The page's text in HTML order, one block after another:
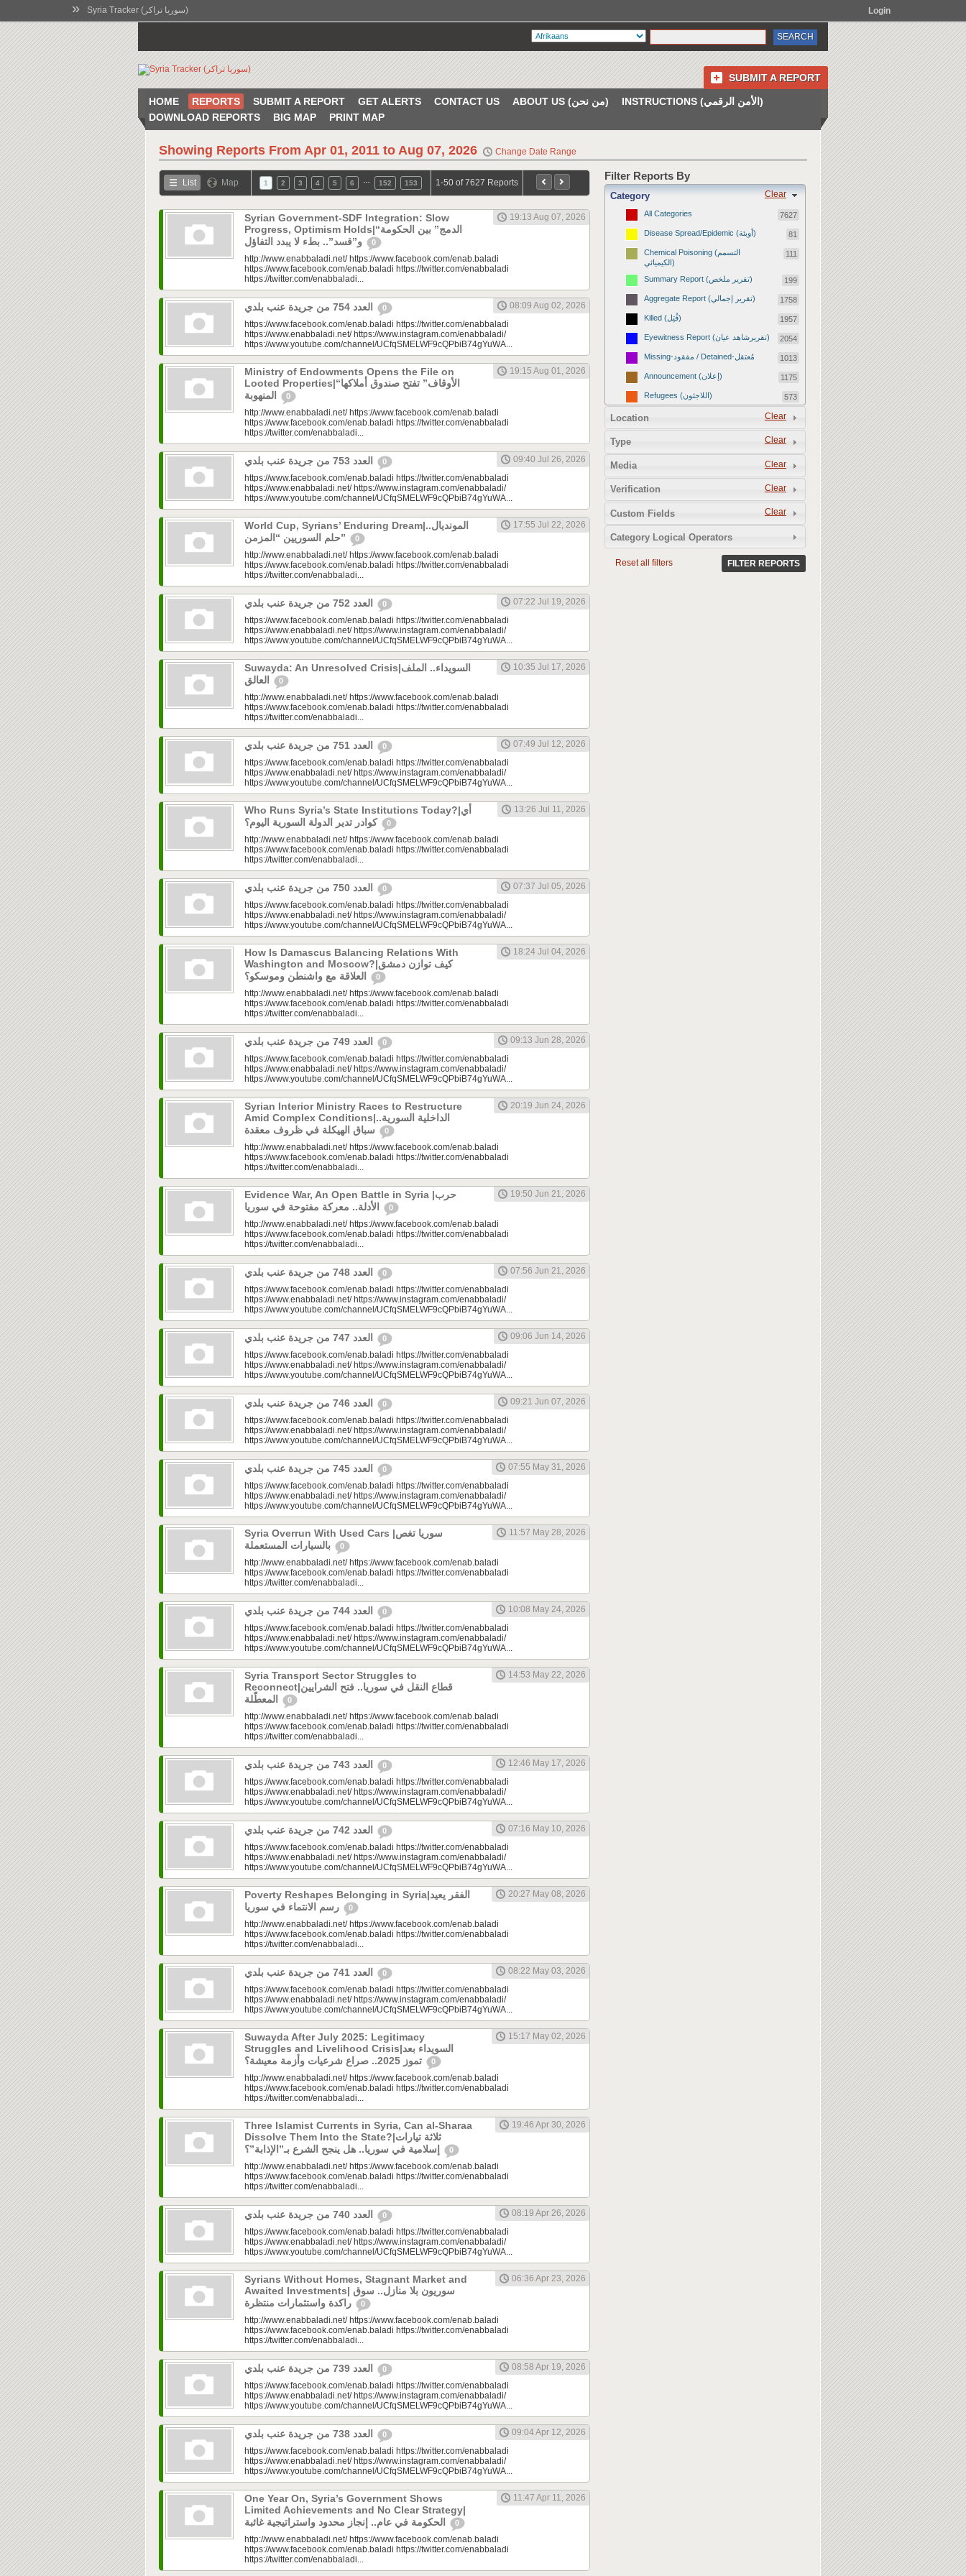
» Syria Tracker (سوريا تراكر) Login
SUBMIT A REPORT
HOME REPORTS SUBMIT A REPORT GET ALERTS CONTACT US ABOUT US (من نحن)
INSTRUCTIONS (الأمن الرقمي)
DOWNLOAD REPORTS
BIG MAP PRINT MAP
Showing Reports From Apr 01, 2011 to Aug 07, 2026 Change Date Range
List Map 1 2 3 4 5 6 152 153 1-50 of 7627 Reports
Syrian Government-SDF Integration: Slow
Progress, Optimism Holds|“الدمج” بين الحكومة
0
19:13 Aug 07, 2026
http://www.enabbaladi.net/ https://www.facebook.com/enab.baladi
https://www.facebook.com/enab.baladi https://twitter.com/enabbaladi
https://twitter.com/enabbaladi...
0
08:09 Aug 02, 2026
https://www.facebook.com/enab.baladi https://twitter.com/enabbaladi
https://www.enabbaladi.net/ https://www.instagram.com/enabbaladi/
https://www.youtube.com/channel/UCfqSMELWF9cQPbiB74gYuWA...
Ministry of Endowments Opens the File on
Looted Properties|“الأوقاف” تفتح صندوق أملاكها
0
19:15 Aug 01, 2026
http://www.enabbaladi.net/ https://www.facebook.com/enab.baladi
https://www.facebook.com/enab.baladi https://twitter.com/enabbaladi
https://twitter.com/enabbaladi...
0
09:40 Jul 26, 2026
https://www.facebook.com/enab.baladi https://twitter.com/enabbaladi
https://www.enabbaladi.net/ https://www.instagram.com/enabbaladi/
https://www.youtube.com/channel/UCfqSMELWF9cQPbiB74gYuWA...
World Cup, Syrians’ Enduring Dream|المونديال..
حلم السوريين “المزمن”
0
17:55 Jul 22, 2026
http://www.enabbaladi.net/ https://www.facebook.com/enab.baladi
https://www.facebook.com/enab.baladi https://twitter.com/enabbaladi
https://twitter.com/enabbaladi...
0
07:22 Jul 19, 2026
https://www.facebook.com/enab.baladi https://twitter.com/enabbaladi
https://www.enabbaladi.net/ https://www.instagram.com/enabbaladi/
https://www.youtube.com/channel/UCfqSMELWF9cQPbiB74gYuWA...
Suwayda: An Unresolved Crisis|السويداء.. الملف
0
10:35 Jul 17, 2026
http://www.enabbaladi.net/ https://www.facebook.com/enab.baladi
https://www.facebook.com/enab.baladi https://twitter.com/enabbaladi
https://twitter.com/enabbaladi...
0
07:49 Jul 12, 2026
https://www.facebook.com/enab.baladi https://twitter.com/enabbaladi
https://www.enabbaladi.net/ https://www.instagram.com/enabbaladi/
https://www.youtube.com/channel/UCfqSMELWF9cQPbiB74gYuWA...
Who Runs Syria’s State Institutions Today?|أي
كوادر تدير الدولة السورية اليوم؟
0
13:26 Jul 11, 2026
http://www.enabbaladi.net/ https://www.facebook.com/enab.baladi
https://www.facebook.com/enab.baladi https://twitter.com/enabbaladi
https://twitter.com/enabbaladi...
0
07:37 Jul 05, 2026
https://www.facebook.com/enab.baladi https://twitter.com/enabbaladi
https://www.enabbaladi.net/ https://www.instagram.com/enabbaladi/
https://www.youtube.com/channel/UCfqSMELWF9cQPbiB74gYuWA...
How Is Damascus Balancing Relations With
Washington and Moscow?|كيف توازن دمشق
0
18:24 Jul 04, 2026
http://www.enabbaladi.net/ https://www.facebook.com/enab.baladi
https://www.facebook.com/enab.baladi https://twitter.com/enabbaladi
https://twitter.com/enabbaladi...
0
09:13 Jun 28, 2026
https://www.facebook.com/enab.baladi https://twitter.com/enabbaladi
https://www.enabbaladi.net/ https://www.instagram.com/enabbaladi/
https://www.youtube.com/channel/UCfqSMELWF9cQPbiB74gYuWA...
Syrian Interior Ministry Races to Restructure
Amid Complex Conditions|الداخلية السورية..
0
20:19 Jun 24, 2026
http://www.enabbaladi.net/ https://www.facebook.com/enab.baladi
https://www.facebook.com/enab.baladi https://twitter.com/enabbaladi
https://twitter.com/enabbaladi...
Evidence War, An Open Battle in Syria |حرب
0
19:50 Jun 21, 2026
http://www.enabbaladi.net/ https://www.facebook.com/enab.baladi
https://www.facebook.com/enab.baladi https://twitter.com/enabbaladi
https://twitter.com/enabbaladi...
0
07:56 Jun 21, 2026
https://www.facebook.com/enab.baladi https://twitter.com/enabbaladi
https://www.enabbaladi.net/ https://www.instagram.com/enabbaladi/
https://www.youtube.com/channel/UCfqSMELWF9cQPbiB74gYuWA...
0
09:06 Jun 14, 2026
https://www.facebook.com/enab.baladi https://twitter.com/enabbaladi
https://www.enabbaladi.net/ https://www.instagram.com/enabbaladi/
https://www.youtube.com/channel/UCfqSMELWF9cQPbiB74gYuWA...
0
09:21 Jun 07, 2026
https://www.facebook.com/enab.baladi https://twitter.com/enabbaladi
https://www.enabbaladi.net/ https://www.instagram.com/enabbaladi/
https://www.youtube.com/channel/UCfqSMELWF9cQPbiB74gYuWA...
0
07:55 May 31, 2026
https://www.facebook.com/enab.baladi https://twitter.com/enabbaladi
https://www.enabbaladi.net/ https://www.instagram.com/enabbaladi/
https://www.youtube.com/channel/UCfqSMELWF9cQPbiB74gYuWA...
Syria Overrun With Used Cars |سوريا تغص
0
11:57 May 28, 2026
http://www.enabbaladi.net/ https://www.facebook.com/enab.baladi
https://www.facebook.com/enab.baladi https://twitter.com/enabbaladi
https://twitter.com/enabbaladi...
0
10:08 May 24, 2026
https://www.facebook.com/enab.baladi https://twitter.com/enabbaladi
https://www.enabbaladi.net/ https://www.instagram.com/enabbaladi/
https://www.youtube.com/channel/UCfqSMELWF9cQPbiB74gYuWA...
Syria Transport Sector Struggles to
Reconnect|قطاع النقل في سوريا.. فتح الشرايين
0
14:53 May 22, 2026
http://www.enabbaladi.net/ https://www.facebook.com/enab.baladi
https://www.facebook.com/enab.baladi https://twitter.com/enabbaladi
https://twitter.com/enabbaladi...
0
12:46 May 17, 2026
https://www.facebook.com/enab.baladi https://twitter.com/enabbaladi
https://www.enabbaladi.net/ https://www.instagram.com/enabbaladi/
https://www.youtube.com/channel/UCfqSMELWF9cQPbiB74gYuWA...
0
07:16 May 10, 2026
https://www.facebook.com/enab.baladi https://twitter.com/enabbaladi
https://www.enabbaladi.net/ https://www.instagram.com/enabbaladi/
https://www.youtube.com/channel/UCfqSMELWF9cQPbiB74gYuWA...
Poverty Reshapes Belonging in Syria|الفقر يعيد
0
20:27 May 08, 2026
http://www.enabbaladi.net/ https://www.facebook.com/enab.baladi
https://www.facebook.com/enab.baladi https://twitter.com/enabbaladi
https://twitter.com/enabbaladi...
0
08:22 May 03, 2026
https://www.facebook.com/enab.baladi https://twitter.com/enabbaladi
https://www.enabbaladi.net/ https://www.instagram.com/enabbaladi/
https://www.youtube.com/channel/UCfqSMELWF9cQPbiB74gYuWA...
Suwayda After July 2025: Legitimacy
Struggles and Livelihood Crisis|السويداء بعد
0
15:17 May 02, 2026
http://www.enabbaladi.net/ https://www.facebook.com/enab.baladi
https://www.facebook.com/enab.baladi https://twitter.com/enabbaladi
https://twitter.com/enabbaladi...
Three Islamist Currents in Syria, Can al-Sharaa
Dissolve Them Into the State?|ثلاثة تيارات
0
19:46 Apr 30, 2026
http://www.enabbaladi.net/ https://www.facebook.com/enab.baladi
https://www.facebook.com/enab.baladi https://twitter.com/enabbaladi
https://twitter.com/enabbaladi...
0
08:19 Apr 26, 2026
https://www.facebook.com/enab.baladi https://twitter.com/enabbaladi
https://www.enabbaladi.net/ https://www.instagram.com/enabbaladi/
https://www.youtube.com/channel/UCfqSMELWF9cQPbiB74gYuWA...
Syrians Without Homes, Stagnant Market and
Awaited Investments| سوريون بلا منازل.. سوق
0
06:36 Apr 23, 2026
http://www.enabbaladi.net/ https://www.facebook.com/enab.baladi
https://www.facebook.com/enab.baladi https://twitter.com/enabbaladi
https://twitter.com/enabbaladi...
0
08:58 Apr 19, 2026
https://www.facebook.com/enab.baladi https://twitter.com/enabbaladi
https://www.enabbaladi.net/ https://www.instagram.com/enabbaladi/
https://www.youtube.com/channel/UCfqSMELWF9cQPbiB74gYuWA...
0
09:04 Apr 12, 2026
https://www.facebook.com/enab.baladi https://twitter.com/enabbaladi
https://www.enabbaladi.net/ https://www.instagram.com/enabbaladi/
https://www.youtube.com/channel/UCfqSMELWF9cQPbiB74gYuWA...
One Year On, Syria’s Government Shows
Limited Achievements and No Clear Strategy|
0
11:47 Apr 11, 2026
http://www.enabbaladi.net/ https://www.facebook.com/enab.baladi
https://www.facebook.com/enab.baladi https://twitter.com/enabbaladi
https://twitter.com/enabbaladi...
Filter Reports By
Clear
Category
All Categories 7627
Disease Spread/Epidemic (أوبئة) 81
Chemical Poisoning (التسمم
الكيميائي)
111
Summary Report (تقرير ملخص) 199
Aggregate Report (تقرير إجمالي) 1758
Killed (قُتِل) 1957
Eyewitness Report (تقريرشاهد عيان) 2054
Missing-مفقود / Detained-مُعتقل 1013
Announcement (إعلان) 1175
Refugees (اللاجئون) 573
1672
Revenge Killings (القتل بدافع الانتقام) 11
2
13
Clear
Location
Clear
Type
Clear
Media
Clear
Verification
Clear
Custom Fields
Category Logical Operators
Reset all filters FILTER REPORTS